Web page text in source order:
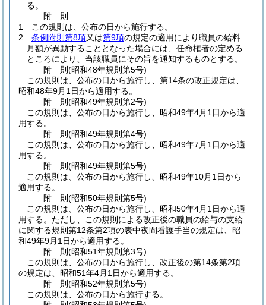
る。
附 則
1
この規則は、公布の日から施行する。
2
条例附則第8項又は第9項の規定の適用により職員の給料
月額が異動することとなった場合には、任命権者の定める
ところにより、当該職員にその旨を通知するものとする。
附 則(昭和48年規則第5号)
この規則は、公布の日から施行し、第14条の改正規定は、
昭和48年9月1日から適用する。
附 則(昭和49年規則第2号)
この規則は、公布の日から施行し、昭和49年4月1日から適
用する。
附 則(昭和49年規則第4号)
この規則は、公布の日から施行し、昭和49年7月1日から適
用する。
附 則(昭和49年規則第5号)
この規則は、公布の日から施行し、昭和49年10月1日から
適用する。
附 則(昭和50年規則第5号)
この規則は、公布の日から施行し、昭和50年4月1日から適
用する。 ただし、この規則による改正後の職員の給与の支給
に関する規則第12条第2項の表中夜間看護手当の規定は、昭
和49年9月1日から適用する。
附 則(昭和51年規則第3号)
この規則は、公布の日から施行し、改正後の第14条第2項
の規定は、昭和51年4月1日から適用する。
附 則(昭和52年規則第5号)
この規則は、公布の日から施行する。